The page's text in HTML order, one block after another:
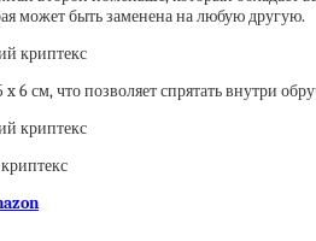
может быть заменена на любую другую.
x 6 см, что позволяет спрятать внутри